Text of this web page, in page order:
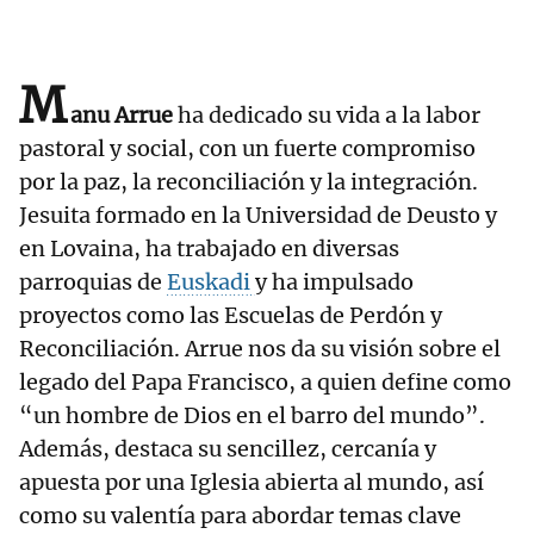
Manu Arrueha dedicado su vida a la labor
pastoral y social, con un fuerte compromiso
por la paz, la reconciliación y la integración.
Jesuita formado en la Universidad de Deusto y
en Lovaina, ha trabajado en diversas
parroquias de Euskadiy ha impulsado
proyectos como las Escuelas de Perdón y
Reconciliación. Arrue nos da su visión sobre el
legado del Papa Francisco, a quien define como
“un hombre de Dios en el barro del mundo”.
Además, destaca su sencillez, cercanía y
apuesta por una Iglesia abierta al mundo, así
como su valentía para abordar temas clave